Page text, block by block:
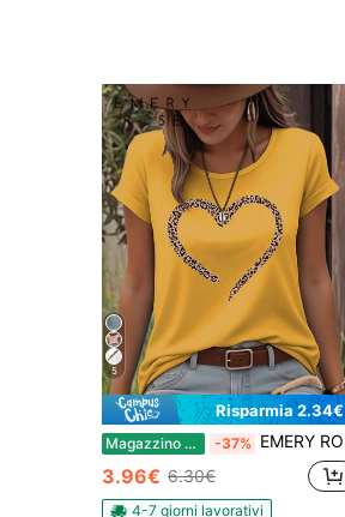
5
Risparmia 2.34€
Magazzino EU -37% EMERY ROSE Maglietta casual estiva da donna con stampa a cuori, girocollo, maniche corte, adatta per l'abbigliamento estivo e il Capodanno
3.96€ 6.30€
4-7 giorni lavorativi